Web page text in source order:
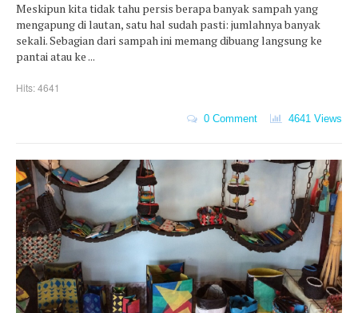
Meskipun kita tidak tahu persis berapa banyak sampah yang
mengapung di lautan, satu hal sudah pasti: jumlahnya banyak
sekali. Sebagian dari sampah ini memang dibuang langsung ke
pantai atau ke ...
Hits: 4641
0 Comment 4641 Views